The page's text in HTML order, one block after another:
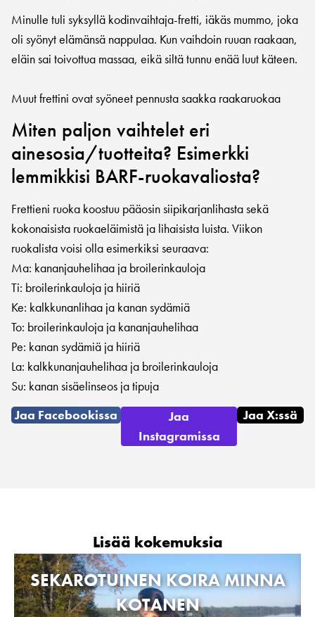
Minulle tuli syksyllä kodinvaihtaja-fretti, iäkäs mummo, joka
oli syönyt elämänsä nappulaa. Kun vaihdoin ruuan raakaan,
eläin sai toivottua massaa, eikä siltä tunnu enää luut käteen.
Muut frettini ovat syöneet pennusta saakka raakaruokaa
Miten paljon vaihtelet eri
ainesosia/tuotteita? Esimerkki
lemmikkisi BARF-ruokavaliosta?
Frettieni ruoka koostuu pääosin siipikarjanlihasta sekä
kokonaisista ruokaeläimistä ja lihaisista luista. Viikon
ruokalista voisi olla esimerkiksi seuraava:
Ma: kananjauhelihaa ja broilerinkauloja
Ti: broilerinkauloja ja hiiriä
Ke: kalkkunanlihaa ja kanan sydämiä
To: broilerinkauloja ja kananjauhelihaa
Pe: kanan sydämiä ja hiiriä
La: kalkkunanjauhelihaa ja broilerinkauloja
Su: kanan sisäelinseos ja tipuja
Jaa Facebookissa
Jaa
Instagramissa
Jaa X:ssä
Lisää kokemuksia
SEKAROTUINEN KOIRA MINNA
KOTANEN